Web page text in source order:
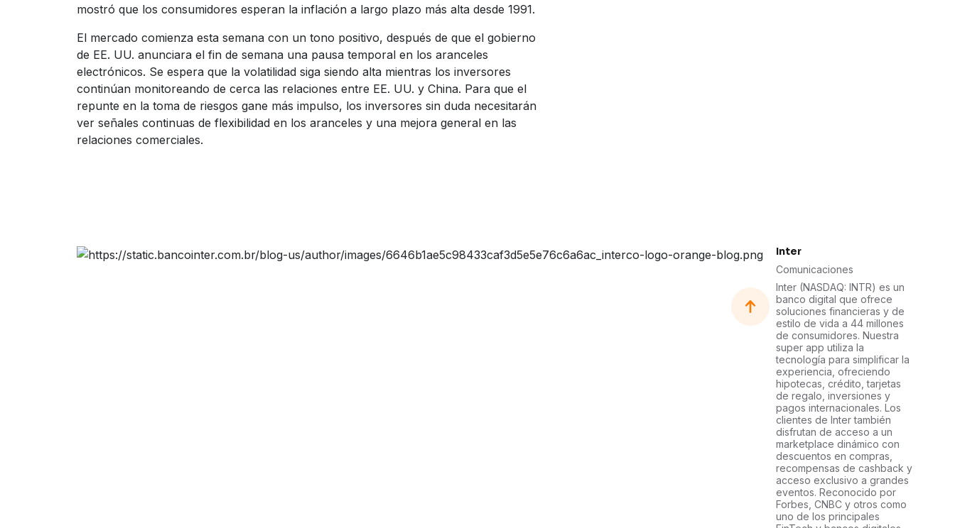
mostró que los consumidores esperan la inflación a largo plazo más alta desde 1991.
El mercado comienza esta semana con un tono positivo, después de que el gobierno
de EE. UU. anunciara el fin de semana una pausa temporal en los aranceles
electrónicos. Se espera que la volatilidad siga siendo alta mientras los inversores
continúan monitoreando de cerca las relaciones entre EE. UU. y China. Para que el
repunte en la toma de riesgos gane más impulso, los inversores sin duda necesitarán
ver señales continuas de flexibilidad en los aranceles y una mejora general en las
relaciones comerciales.
Inter
Comunicaciones
Inter (NASDAQ: INTR) es un
banco digital que ofrece
soluciones financieras y de
estilo de vida a 44 millones
de consumidores. Nuestra
super app utiliza la
tecnología para simplificar la
experiencia, ofreciendo
hipotecas, crédito, tarjetas
de regalo, inversiones y
pagos internacionales. Los
clientes de Inter también
disfrutan de acceso a un
marketplace dinámico con
descuentos en compras,
recompensas de cashback y
acceso exclusivo a grandes
eventos. Reconocido por
Forbes, CNBC y otros como
uno de los principales